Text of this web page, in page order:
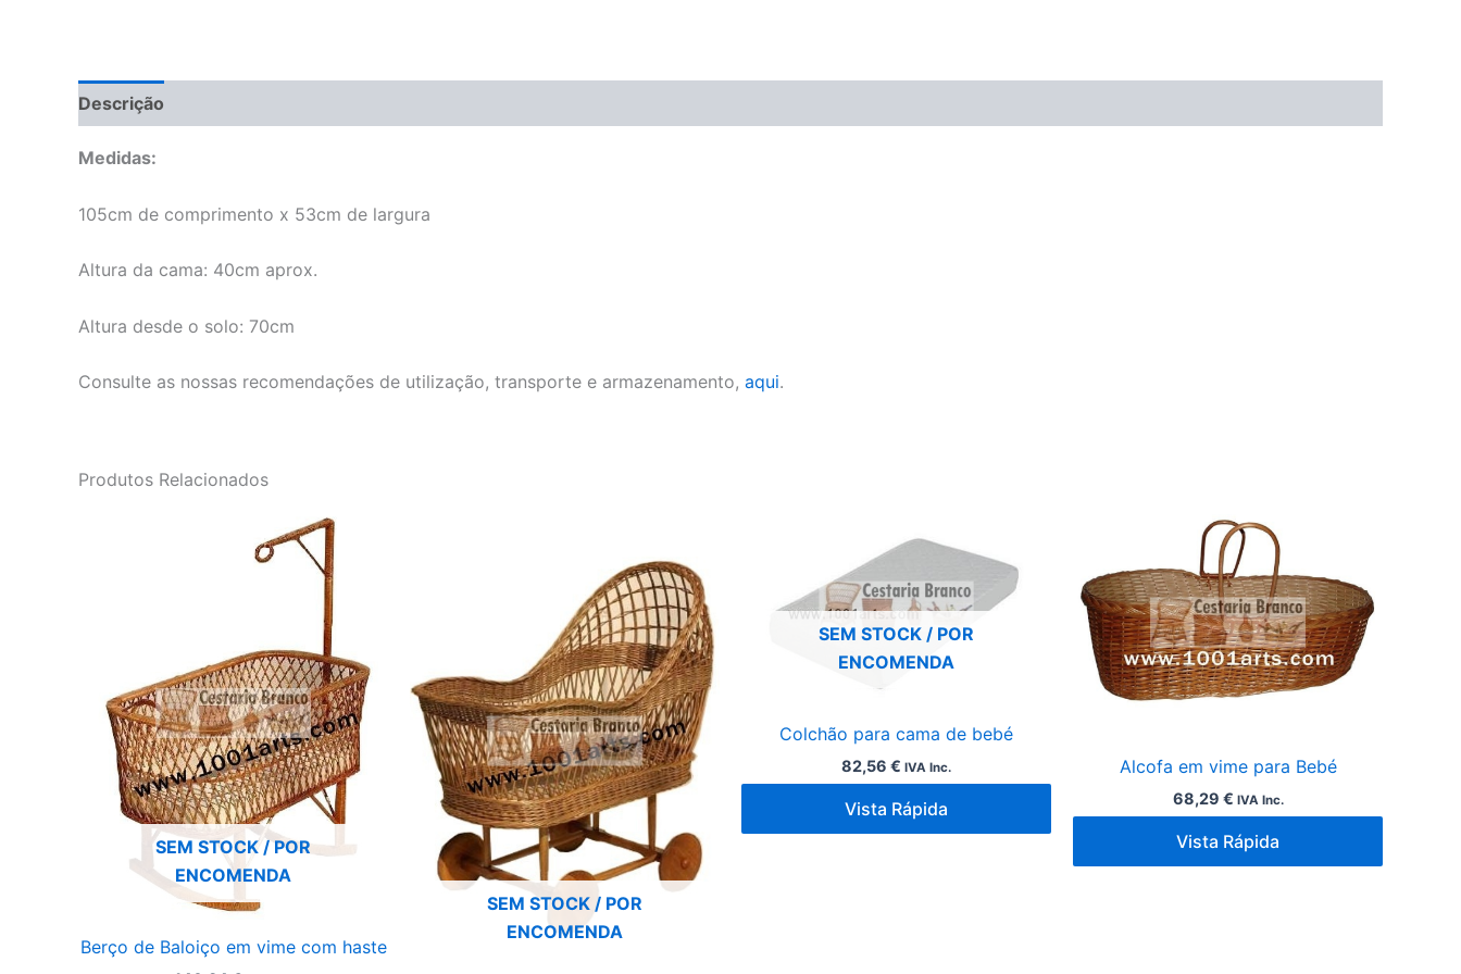
Descrição
Medidas:
105cm de comprimento x 53cm de largura
Altura da cama: 40cm aprox.
Altura desde o solo: 70cm
Consulte as nossas recomendações de utilização, transporte e armazenamento, aqui.
Produtos Relacionados
SEM STOCK / POR
ENCOMENDA
Berço de Baloiço em vime com haste
SEM STOCK / POR
ENCOMENDA
SEM STOCK / POR
ENCOMENDA
Colchão para cama de bebé
82,56 € IVA Inc.
Vista Rápida
Alcofa em vime para Bebé
68,29 € IVA Inc.
Vista Rápida